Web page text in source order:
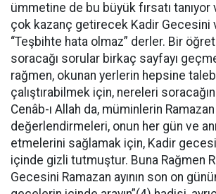
ümmetine de bu büyük fırsatı tanıyor
çok kazanç getirecek Kadir Gecesini
“Teşbihte hata olmaz” derler. Bir
soracağı sorular birkaç sayfayı
rağmen, okunan yerlerin hepsine
çalıştırabilmek için, nereleri
Cenâb-ı Allah da, müminlerin Ramazan
değerlendirmeleri, onun her gün ve
etmelerini sağlamak için, Kadir
içinde gizli tutmuştur. Buna Rağmen
Gecesini Ramazan ayının son on